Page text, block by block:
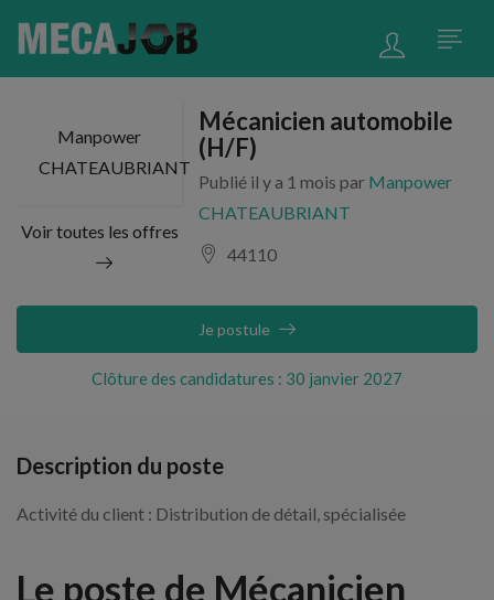
Manpower
CHATEAUBRIANT
Voir toutes les offres
Mécanicien automobile
(H/F)
Publié il y a 1 mois par Manpower
CHATEAUBRIANT
44110
Clôture des candidatures : 30 janvier 2027
Je postule
Description du poste
Activité du client : Distribution de détail, spécialisée
Le poste de Mécanicien